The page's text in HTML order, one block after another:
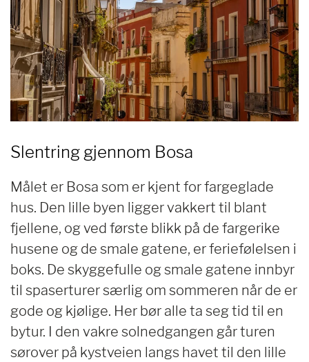
Slentring gjennom Bosa
Målet er Bosa som er kjent for fargeglade
hus. Den lille byen ligger vakkert til blant
fjellene, og ved første blikk på de fargerike
husene og de smale gatene, er feriefølelsen i
boks. De skyggefulle og smale gatene innbyr
til spaserturer særlig om sommeren når de er
gode og kjølige. Her bør alle ta seg tid til en
bytur. I den vakre solnedgangen går turen
sørover på kystveien langs havet til den lille